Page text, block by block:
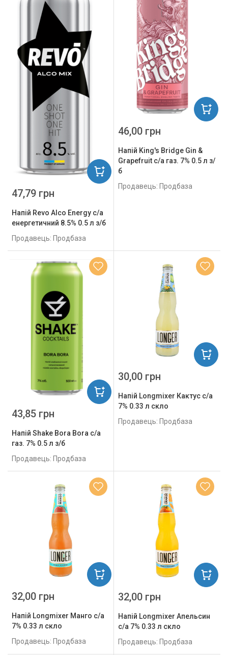
Напій Revo Alco Energy с/а
енергетичний 8.5% 0.5 л з/б
Продавець: Продбаза
47,79 грн
Напій King's Bridge Gin &
Grapefruit с/а газ. 7% 0.5 л з/
б
Продавець: Продбаза
46,00 грн
Напій Shake Bora Bora с/а
газ. 7% 0.5 л з/б
Продавець: Продбаза
43,85 грн
Напій Longmixer Кактус с/а
7% 0.33 л скло
Продавець: Продбаза
30,00 грн
Напій Longmixer Манго с/а
7% 0.33 л скло
Продавець: Продбаза
32,00 грн
Напій Longmixer Апельсин
с/а 7% 0.33 л скло
Продавець: Продбаза
32,00 грн